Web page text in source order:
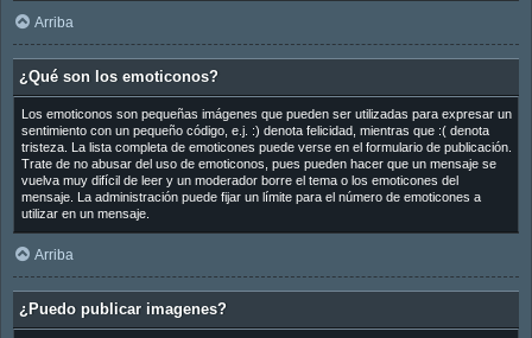
Arriba
¿Qué son los emoticonos?
Los emoticonos son pequeñas imágenes que pueden ser utilizadas para expresar un
sentimiento con un pequeño código, e.j. :) denota felicidad, mientras que :( denota
tristeza. La lista completa de emoticones puede verse en el formulario de publicación.
Trate de no abusar del uso de emoticonos, pues pueden hacer que un mensaje se
vuelva muy difícil de leer y un moderador borre el tema o los emoticones del
mensaje. La administración puede fijar un límite para el número de emoticones a
utilizar en un mensaje.
Arriba
¿Puedo publicar imagenes?